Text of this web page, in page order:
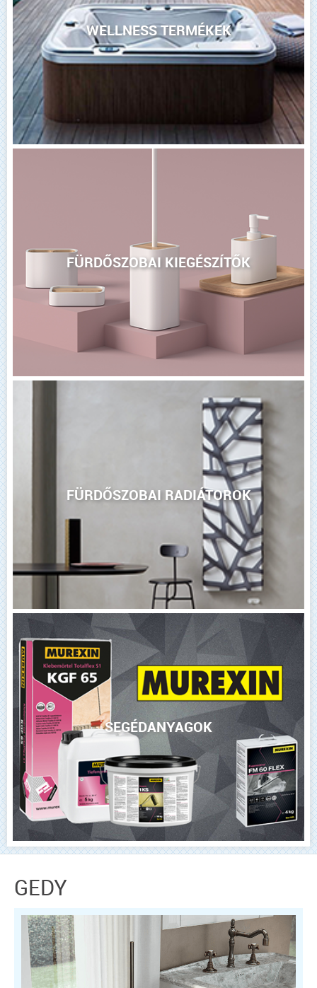
WELLNESS TERMÉKEK
FÜRDŐSZOBAI KIEGÉSZÍTŐK
FÜRDŐSZOBAI RADIÁTOROK
SEGÉDANYAGOK
GEDY